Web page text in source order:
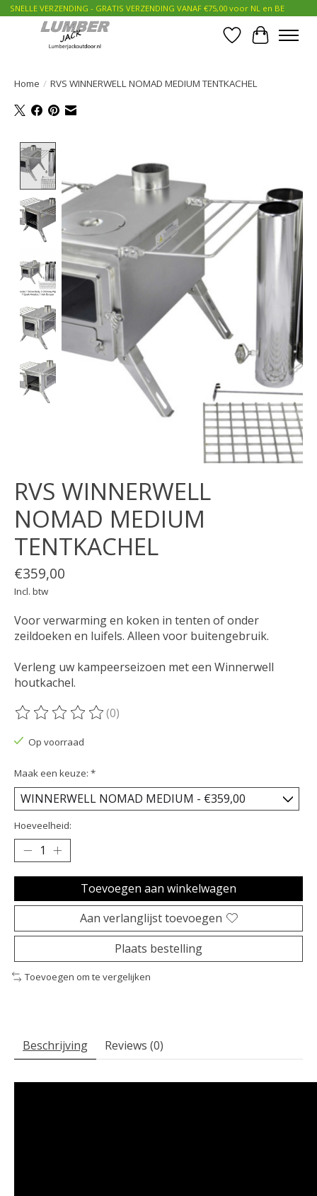
SNELLE VERZENDING - GRATIS VERZENDING VANAF €75,00 voor NL en BE
Verlanglijst
Home / RVS WINNERWELL NOMAD MEDIUM TENTKACHEL
RVS WINNERWELL
NOMAD MEDIUM
TENTKACHEL
€359,00
Incl. btw
Voor verwarming en koken in tenten of onder
zeildoeken en luifels. Alleen voor buitengebruik.
Verleng uw kampeerseizoen met een Winnerwell
houtkachel.
De beoordeling van dit product is
(0)
Op voorraad
Maak een keuze: *
Hoeveelheid:
Toevoegen aan winkelwagen
Aan verlanglijst toevoegen
Plaats bestelling
Toevoegen om te vergelijken
Beschrijving Reviews (0)